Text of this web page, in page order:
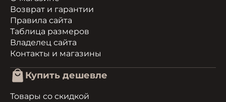
Возврат и гарантии
Правила сайта
Таблица размеров
Владелец сайта
Контакты и магазины
Купить дешевле
Товары со скидкой